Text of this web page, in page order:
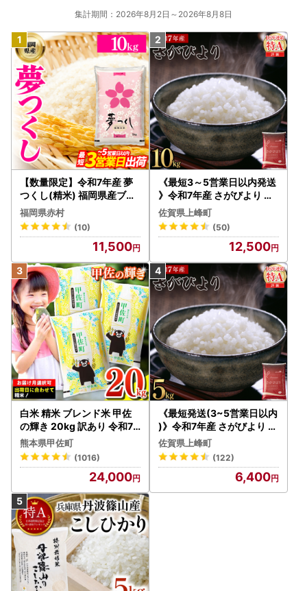
集計期間：2026年8月2日～2026年8月8日
【数量限定】令和7年産 夢
つくし(精米) 福岡県産ブラ
ンド米 10kg (品番:3X11R7)
福岡県赤村
(10)
11,500
《最短3～5営業日以内発送
》令和7年産 さがびより 佐
賀県産（精米）10kg
佐賀県上峰町
(50)
12,500
白米 精米 ブレンド米 甲佐
の輝き 20kg 訳あり 令和7
年産 【価格改定ZS】
熊本県甲佐町
(1016)
24,000
《最短発送(3~5営業日以内
)》令和7年産 さがびより 佐
賀県産（精米）5kg
佐賀県上峰町
(122)
6,400